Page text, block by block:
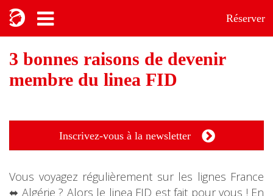
Réserver
3 bonnes raisons de devenir
membre du linea FID
Inscrivez-vous à la newsletter
Vous voyagez régulièrement sur les lignes France
⬌ Algérie ? Alors le linea FID est fait pour vous ! En